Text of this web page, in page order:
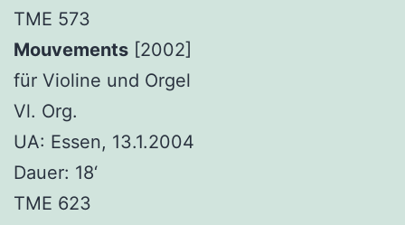
TME 573
Mouvements [2002]
für Violine und Orgel
Vl. Org.
UA: Essen, 13.1.2004
Dauer: 18‘
TME 623